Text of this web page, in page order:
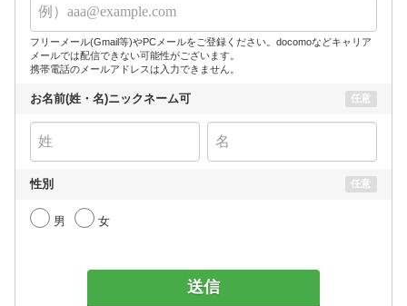
フリーメール(Gmail等)やPCメールをご登録ください。docomoなどキャリア
メールでは配信できない可能性がございます。
携帯電話のメールアドレスは入力できません。
お名前(姓・名)ニックネーム可 任意
性別 任意
男 女
送信